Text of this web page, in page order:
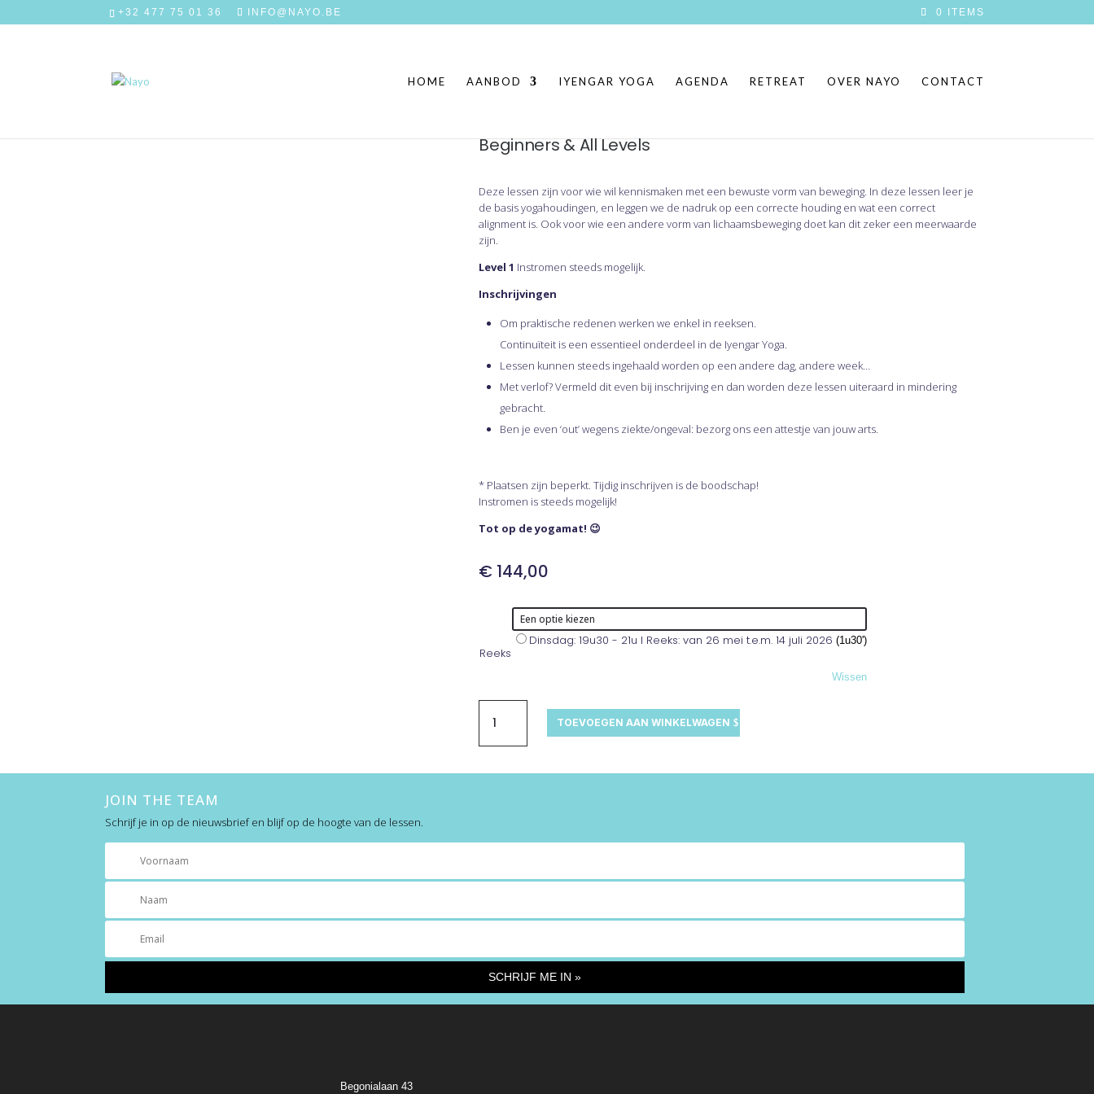
+32 477 75 01 36 INFO@NAYO.BE 0 ITEMS
HOME AANBOD IYENGAR YOGA AGENDA RETREAT OVER NAYO CONTACT
Beginners & All Levels
Deze lessen zijn voor wie wil kennismaken met een bewuste vorm van beweging. In deze lessen leer je
de basis yogahoudingen, en leggen we de nadruk op een correcte houding en wat een correct
alignment is. Ook voor wie een andere vorm van lichaamsbeweging doet kan dit zeker een meerwaarde
zijn.
Level 1 Instromen steeds mogelijk.
Inschrijvingen
Om praktische redenen werken we enkel in reeksen.
Continuïteit is een essentieel onderdeel in de Iyengar Yoga.
Lessen kunnen steeds ingehaald worden op een andere dag, andere week…
Met verlof? Vermeld dit even bij inschrijving en dan worden deze lessen uiteraard in mindering
gebracht.
Ben je even ‘out’ wegens ziekte/ongeval: bezorg ons een attestje van jouw arts.
* Plaatsen zijn beperkt. Tijdig inschrijven is de boodschap!
Instromen is steeds mogelijk!
Tot op de yogamat! 😉
€ 144,00
Reeks
Dinsdag: 19u30 - 21u I Reeks: van 26 mei t.e.m. 14 juli 2026 (1u30')
Wissen
aantal
TOEVOEGEN AAN WINKELWAGEN
JOIN THE TEAM
Schrijf je in op de nieuwsbrief en blijf op de hoogte van de lessen.
SCHRIJF ME IN »
Begonialaan 43